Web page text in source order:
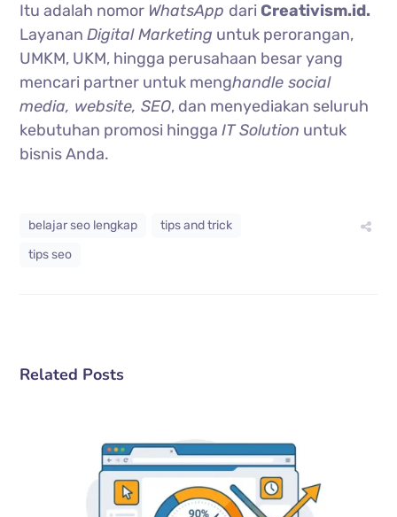
Itu adalah nomor WhatsApp dariCreativism.id.
LayananDigital Marketing untuk perorangan,
UMKM, UKM, hingga perusahaan besar yang
mencari partner untuk menghandle social
media, website, SEO, dan menyediakan seluruh
kebutuhan promosi hinggaIT Solution untuk
bisnis Anda.
belajar seo lengkap
tips and trick
tips seo
Related Posts